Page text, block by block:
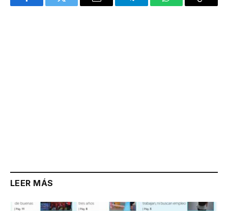
FacebookTwitter Email TelegramWhatsAppCopy
LEER MÁS